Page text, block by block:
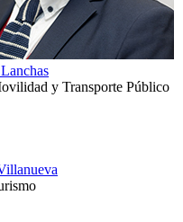
y Transporte Público